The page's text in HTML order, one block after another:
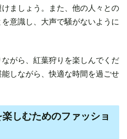
ましょう。また、他の人々との
意識し、大声で騒がないように
がら、紅葉狩りを楽しんでくだ
しながら、快適な時間を過ごせ
しむためのファッショ